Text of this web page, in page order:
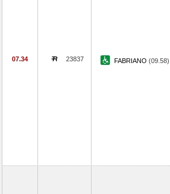
07.34 23837 FABRIANO (09.58)